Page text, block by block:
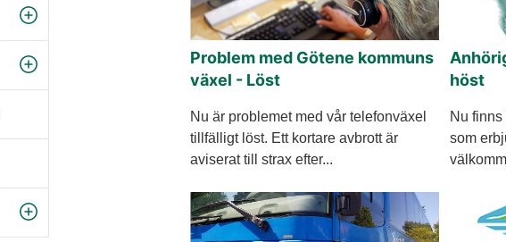
Problem med Götene kommuns
växel - Löst
Nu är problemet med vår telefonväxel
tillfälligt löst. Ett kortare avbrott är
aviserat till strax efter...
höst
Nu
som